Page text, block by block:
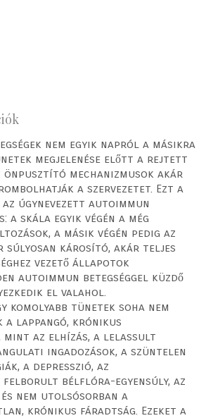
nem egyik napról a másikra
megjelenése előtt a rejtett
mechanizmusok akár
a szervezetet. Ezt a
úgynevezett autoimmun
a skála egyik végén a még
a másik végén pedig az
súlyosan károsító, akár teljes
vezető állapotok
autoimmun betegséggel küzdő
el valahol.
komolyabb tünetek soha nem
a lappangó, krónikus
mint az elhízás, a lelassult
ingadozások, a szüntelen
a depresszió, az
felborult bélflóra-egyensúly, az
nem utolsósorban a
krónikus fáradtság. Ezeket a